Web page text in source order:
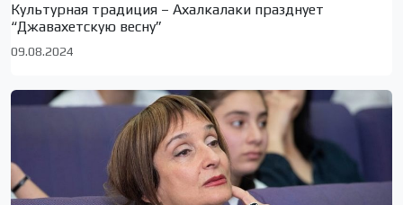
Культурная традиция – Ахалкалаки празднует
“Джавахетскую весну”
09.08.2024